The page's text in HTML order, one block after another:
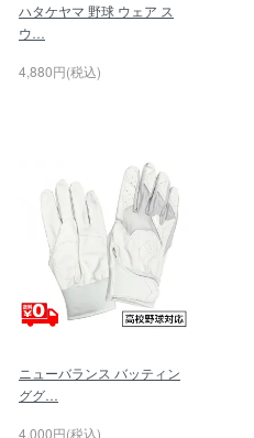
ハタケヤマ 野球 ウェア ス
ウ…
4,880円(税込)
ニューバランス バッティン
ググ…
4,000円(税込)